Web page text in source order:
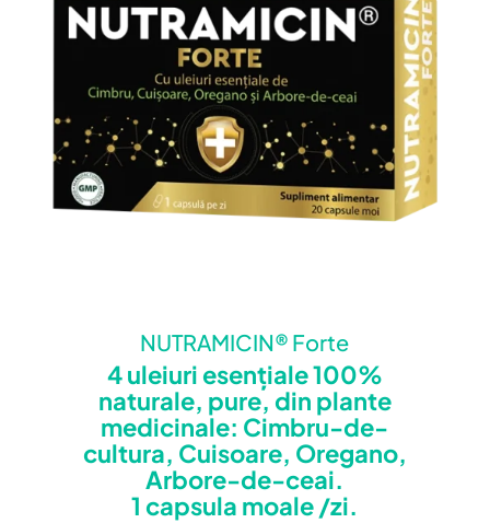
NUTRAMICIN® Forte
4 uleiuri esențiale 100%
naturale, pure, din plante
medicinale: Cimbru-de-
cultura, Cuisoare, Oregano,
Arbore-de-ceai.
1 capsula moale /zi.